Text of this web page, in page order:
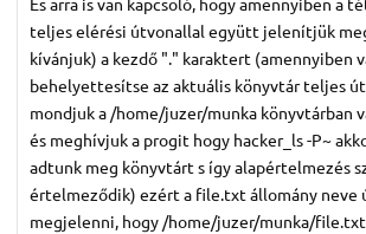
teljes elérési útvonallal együtt jelenítjük
kívánjuk) a kezdő "." karaktert (amennyiben
behelyettesítse az aktuális könyvtár teljes
mondjuk a /home/juzer/munka könyvtárban
és meghívjuk a progit hogy hacker_ls -P~
adtunk meg könyvtárt s így alapértelmezés
értelmeződik) ezért a file.txt állomány neve
megjelenni, hogy /home/juzer/munka/